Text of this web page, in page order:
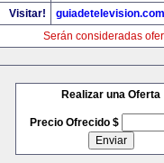
Visitar!
guiadetelevision.com
Serán consideradas
Realizar una Oferta
Precio Ofrecido $